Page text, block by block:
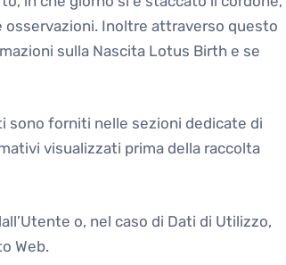
osservazioni. Inoltre attraverso questo
sulla Nascita Lotus Birth e se
sono forniti nelle sezioni dedicate di
visualizzati prima della raccolta
o, nel caso di Dati di Utilizzo,
Web.